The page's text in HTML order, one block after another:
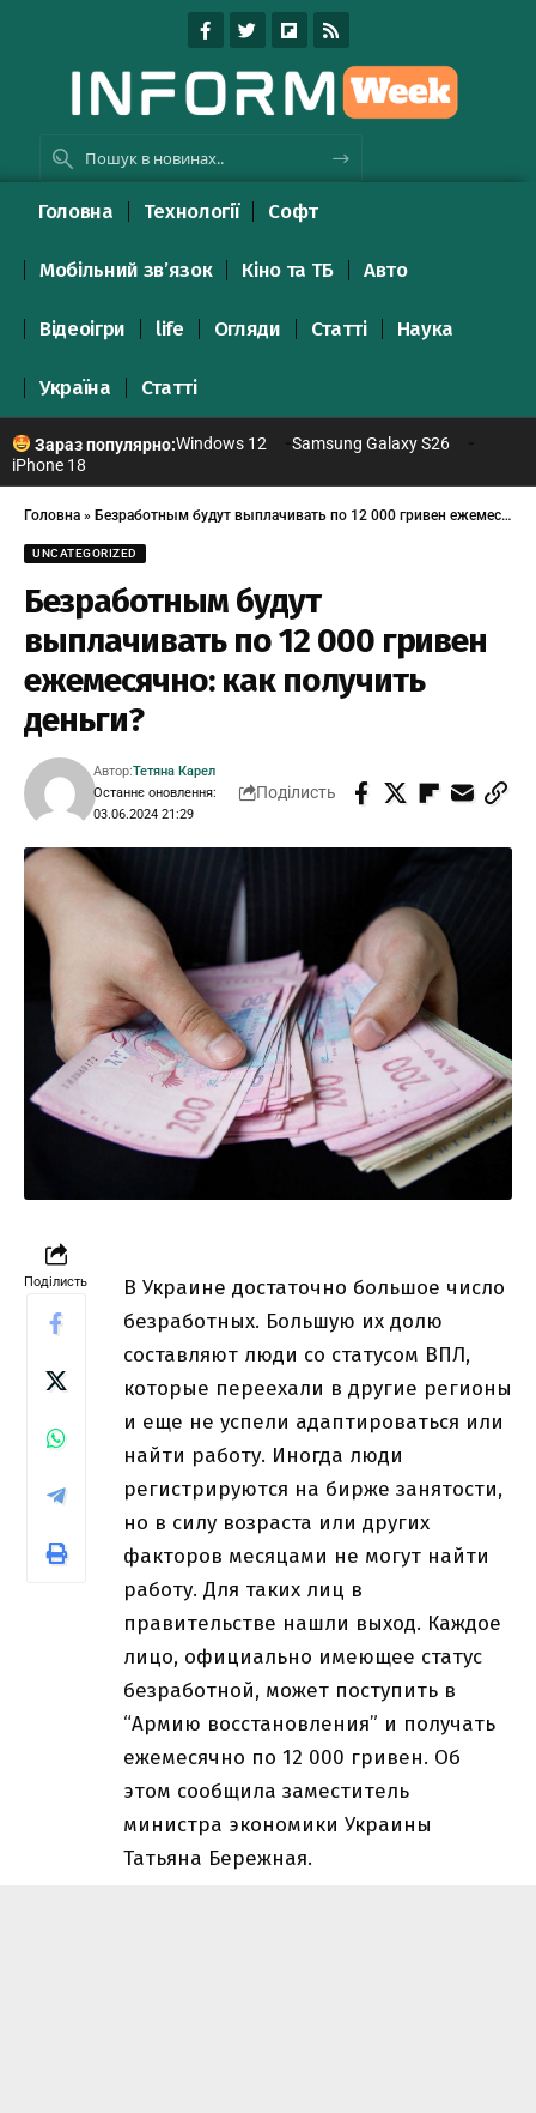
Головна Технології Софт
Мобільний зв’язок Кіно та ТБ Авто
Відеоігри life Огляди Статті Наука
Україна Статті
Зараз популярно:Windows 12
Samsung Galaxy S26
iPhone 18
Головна » Безработным будут выплачивать по 12 000 гривен ежемесячно: как получить деньги?
UNCATEGORIZED
Безработным будут
выплачивать по 12 000 гривен
ежемесячно: как получить
деньги?
Останнє оновлення:
03.06.2024 21:29
Автор:Тетяна Карел
Поділисть
Поділисть
В Украине достаточно большое число
безработных. Большую их долю
составляют люди со статусом ВПЛ,
которые переехали в другие регионы
и еще не успели адаптироваться или
найти работу. Иногда люди
регистрируются на бирже занятости,
но в силу возраста или других
факторов месяцами не могут найти
работу. Для таких лиц в
правительстве нашли выход. Каждое
лицо, официально имеющее статус
безработной, может поступить в
“Армию восстановления” и получать
ежемесячно по 12 000 гривен. Об
этом сообщила заместитель
министра экономики Украины
Татьяна Бережная.